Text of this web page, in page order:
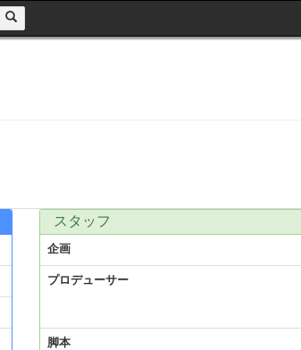
スタッフ
企画
プロデューサー
脚本